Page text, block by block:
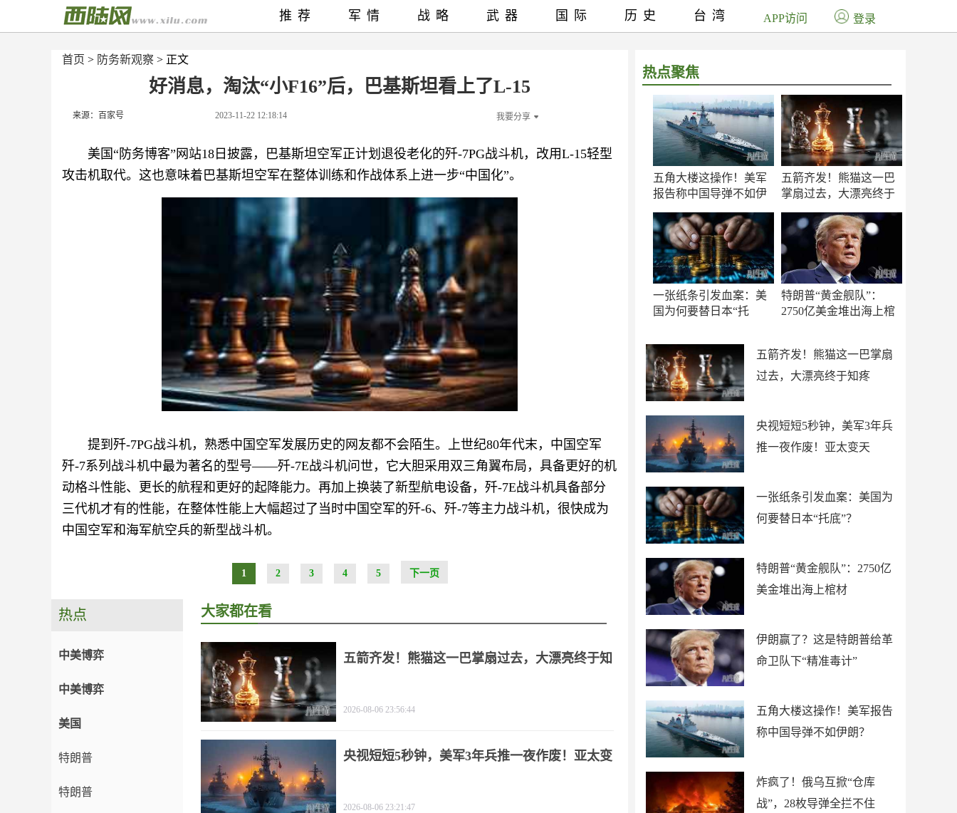
首页 > 防务新观察 > 正文
好消息，淘汰“小F16”后，巴基斯坦看上了L-15
来源：百家号 2023-11-22 12:18:14 我要分享
美国“防务博客”网站18日披露，巴基斯坦空军正计划退役老化的歼-7PG战斗机，改用L-15轻型
攻击机取代。这也意味着巴基斯坦空军在整体训练和作战体系上进一步“中国化”。
提到歼-7PG战斗机，熟悉中国空军发展历史的网友都不会陌生。上世纪80年代末，中国空军
歼-7系列战斗机中最为著名的型号——歼-7E战斗机问世，它大胆采用双三角翼布局，具备更好的机
动格斗性能、更长的航程和更好的起降能力。再加上换装了新型航电设备，歼-7E战斗机具备部分
三代机才有的性能，在整体性能上大幅超过了当时中国空军的歼-6、歼-7等主力战斗机，很快成为
中国空军和海军航空兵的新型战斗机。
1 2 3 4 5 下一页
热点聚焦
五角大楼这操作！美军
报告称中国导弹不如伊
五箭齐发！熊猫这一巴
掌扇过去，大漂亮终于
一张纸条引发血案：美
国为何要替日本“托
特朗普“黄金舰队”：
2750亿美金堆出海上棺
五箭齐发！熊猫这一巴掌扇
过去，大漂亮终于知疼
央视短短5秒钟，美军3年兵
推一夜作废！亚太变天
一张纸条引发血案：美国为
何要替日本“托底”？
特朗普“黄金舰队”：2750亿
美金堆出海上棺材
伊朗赢了？这是特朗普给革
命卫队下“精准毒计”
五角大楼这操作！美军报告
称中国导弹不如伊朗？
炸疯了！俄乌互掀“仓库
战”，28枚导弹全拦不住
推荐 军情 战略 武器 国际 历史 台湾 APP访问 登录
热点
中美博弈
中美博弈
美国
特朗普
特朗普
大家都在看
五箭齐发！熊猫这一巴掌扇过去，大漂亮终于知
2026-08-06 23:56:44
央视短短5秒钟，美军3年兵推一夜作废！亚太变
2026-08-06 23:21:47